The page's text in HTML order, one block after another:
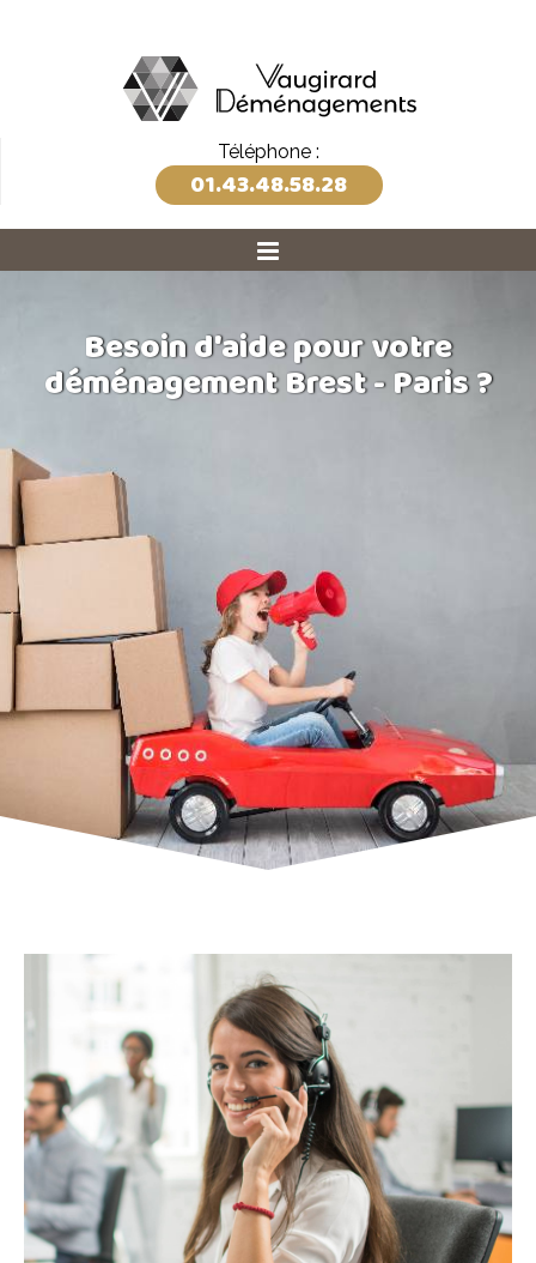
Téléphone :
01.43.48.58.28
Besoin d'aide pour votre
déménagement Brest - Paris ?